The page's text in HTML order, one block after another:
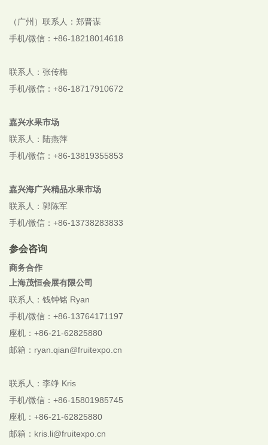
（广州）联系人：郑晋谋
手机/微信：+86-18218014618
联系人：张传梅
手机/微信：+86-18717910672
嘉兴水果市场
联系人：陆燕萍
手机/微信：+86-13819355853
嘉兴海广兴精品水果市场
联系人：郭陈军
手机/微信：+86-13738283833
参会咨询
商务合作
上海茂恒会展有限公司
联系人：钱钟铭 Ryan
手机/微信：+86-13764171197
座机：+86-21-62825880
邮箱：ryan.qian@fruitexpo.cn
联系人：李竫 Kris
手机/微信：+86-15801985745
座机：+86-21-62825880
邮箱：kris.li@fruitexpo.cn